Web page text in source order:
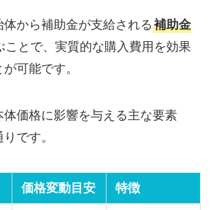
体から補助金が支給される補助金
ことで、実質的な購入費用を効果
可能です。
体価格に影響を与える主な要素
です。
価格変動目安 特徴